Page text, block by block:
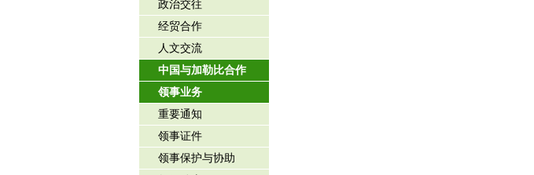
政治交往
经贸合作
人文交流
中国与加勒比合作
领事业务
重要通知
领事证件
领事保护与协助